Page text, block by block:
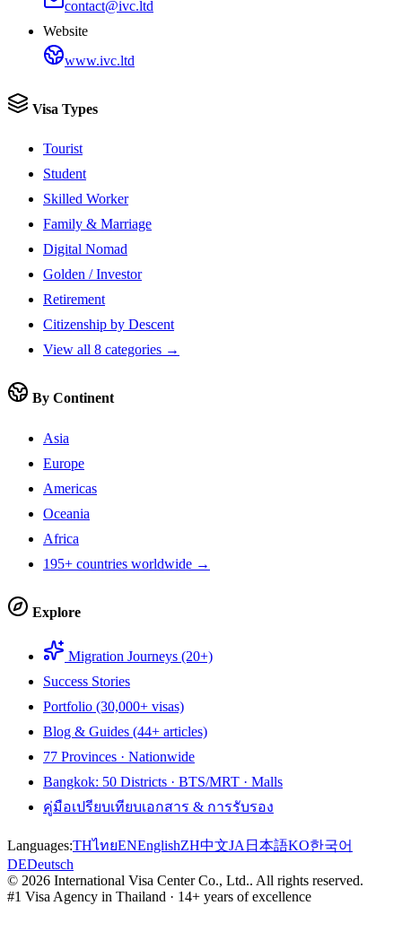
contact@ivc.ltd
Website
www.ivc.ltd
Visa Types
Tourist
Student
Skilled Worker
Family & Marriage
Digital Nomad
Golden / Investor
Retirement
Citizenship by Descent
View all 8 categories →
By Continent
Asia
Europe
Americas
Oceania
Africa
195+ countries worldwide →
Explore
Migration Journeys (20+)
Success Stories
Portfolio (30,000+ visas)
Blog & Guides (44+ articles)
77 Provinces · Nationwide
Bangkok: 50 Districts · BTS/MRT · Malls
คู่มือเปรียบเทียบเอกสาร & การรับรอง
Languages:THไทยENEnglishZH中文JA 日本語KO한국어
DEDeutsch
© 2026 International Visa Center Co., Ltd.. All rights reserved.
#1 Visa Agency in Thailand · 14+ years of excellence